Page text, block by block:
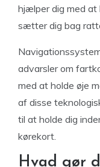
hjælper dig med at
sætter dig bag
advarsler om
med at holde øje
af disse
til at holde dig
kørekort.
Hvad gør